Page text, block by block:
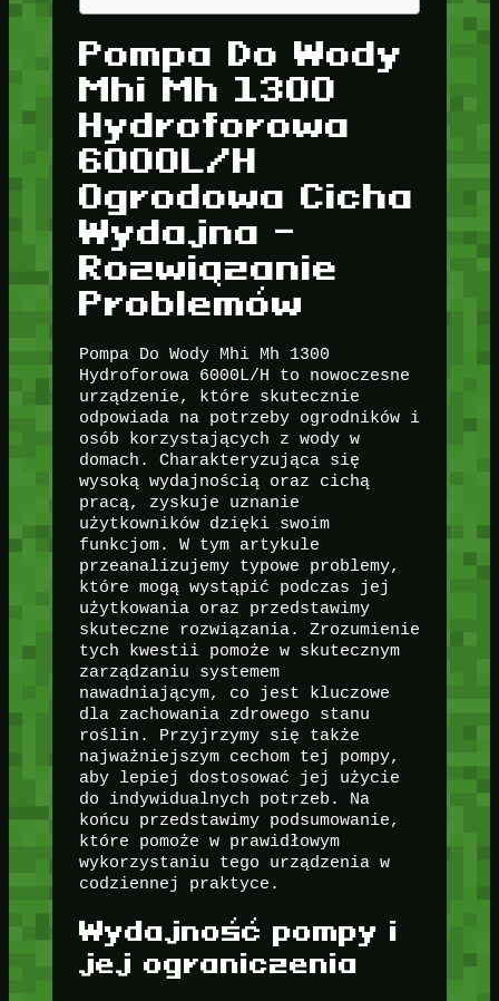
Pompa Do Wody
Mhi Mh 1300
Hydroforowa
6000L/H
Ogrodowa Cicha
Wydajna –
Rozwiązanie
Problemów
Pompa Do Wody Mhi Mh 1300
Hydroforowa 6000L/H to nowoczesne
urządzenie, które skutecznie
odpowiada na potrzeby ogrodników i
osób korzystających z wody w
domach. Charakteryzująca się
wysoką wydajnością oraz cichą
pracą, zyskuje uznanie
użytkowników dzięki swoim
funkcjom. W tym artykule
przeanalizujemy typowe problemy,
które mogą wystąpić podczas jej
użytkowania oraz przedstawimy
skuteczne rozwiązania. Zrozumienie
tych kwestii pomoże w skutecznym
zarządzaniu systemem
nawadniającym, co jest kluczowe
dla zachowania zdrowego stanu
roślin. Przyjrzymy się także
najważniejszym cechom tej pompy,
aby lepiej dostosować jej użycie
do indywidualnych potrzeb. Na
końcu przedstawimy podsumowanie,
które pomoże w prawidłowym
wykorzystaniu tego urządzenia w
codziennej praktyce.
Wydajność pompy i
jej ograniczenia